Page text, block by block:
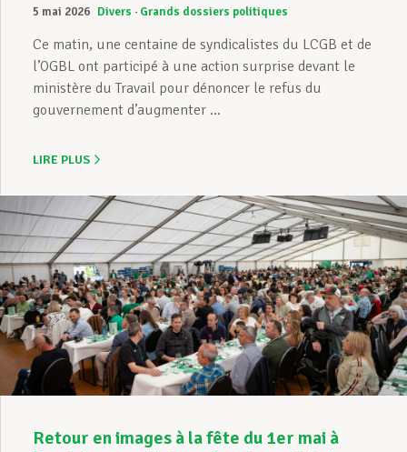
5 mai 2026 Divers Grands dossiers politiques
Ce matin, une centaine de syndicalistes du LCGB et de
l’OGBL ont participé à une action surprise devant le
ministère du Travail pour dénoncer le refus du
gouvernement d’augmenter ...
LIRE PLUS
Retour en images à la fête du 1er mai à